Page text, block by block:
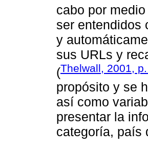
cabo por
ser entendidos
y
sus URLs y
(Thelwall, 2001,
propósito y se
así como
presentar la
categoría, país